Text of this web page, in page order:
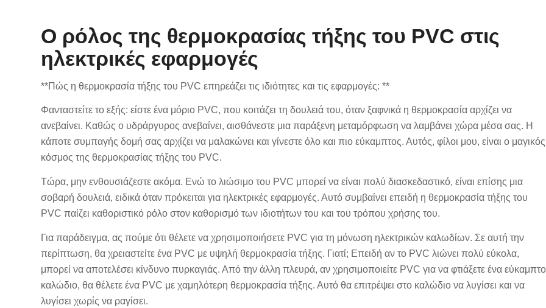
Ο ρόλος της θερμοκρασίας τήξης του PVC στις
ηλεκτρικές εφαρμογές
**Πώς η θερμοκρασία τήξης του PVC επηρεάζει τις ιδιότητες και τις εφαρμογές: **
Φανταστείτε το εξής: είστε ένα μόριο PVC, που κοιτάζει τη δουλειά του, όταν ξαφνικά η θερμοκρασία αρχίζει να
ανεβαίνει. Καθώς ο υδράργυρος ανεβαίνει, αισθάνεστε μια παράξενη μεταμόρφωση να λαμβάνει χώρα μέσα σας. Η
κάποτε συμπαγής δομή σας αρχίζει να μαλακώνει και γίνεστε όλο και πιο εύκαμπτος. Αυτός, φίλοι μου, είναι ο μαγικός
κόσμος της θερμοκρασίας τήξης του PVC.
Τώρα, μην ενθουσιάζεστε ακόμα. Ενώ το λιώσιμο του PVC μπορεί να είναι πολύ διασκεδαστικό, είναι επίσης μια
σοβαρή δουλειά, ειδικά όταν πρόκειται για ηλεκτρικές εφαρμογές. Αυτό συμβαίνει επειδή η θερμοκρασία τήξης του
PVC παίζει καθοριστικό ρόλο στον καθορισμό των ιδιοτήτων του και του τρόπου χρήσης του.
Για παράδειγμα, ας πούμε ότι θέλετε να χρησιμοποιήσετε PVC για τη μόνωση ηλεκτρικών καλωδίων. Σε αυτή την
περίπτωση, θα χρειαστείτε ένα PVC με υψηλή θερμοκρασία τήξης. Γιατί; Επειδή αν το PVC λιώνει πολύ εύκολα,
μπορεί να αποτελέσει κίνδυνο πυρκαγιάς. Από την άλλη πλευρά, αν χρησιμοποιείτε PVC για να φτιάξετε ένα εύκαμπτο
καλώδιο, θα θέλετε ένα PVC με χαμηλότερη θερμοκρασία τήξης. Αυτό θα επιτρέψει στο καλώδιο να λυγίσει και να
λυγίσει χωρίς να ραγίσει.